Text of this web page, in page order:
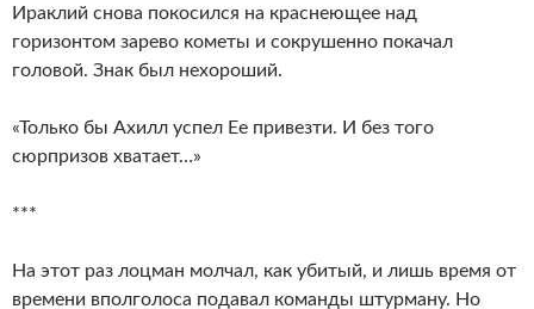
Ираклий снова покосился на краснеющее над
горизонтом зарево кометы и сокрушенно покачал
головой. Знак был нехороший.
«Только бы Ахилл успел Ее привезти. И без того
сюрпризов хватает…»
***
На этот раз лоцман молчал, как убитый, и лишь время от
времени вполголоса подавал команды штурману. Но